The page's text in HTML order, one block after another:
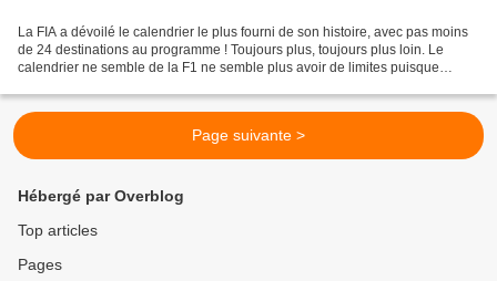
La FIA a dévoilé le calendrier le plus fourni de son histoire, avec pas moins
de 24 destinations au programme ! Toujours plus, toujours plus loin. Le
calendrier ne semble de la F1 ne semble plus avoir de limites puisque
Page suivante >
Hébergé par Overblog
Top articles
Pages